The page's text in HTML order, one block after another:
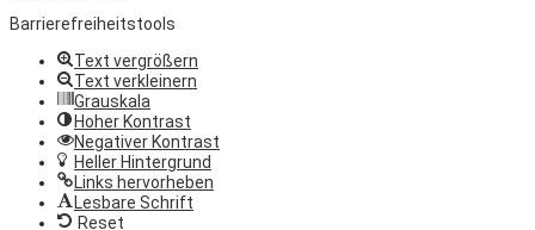
Barrierefreiheitstools
Text vergrößern
Text verkleinern
Grauskala
Hoher Kontrast
Negativer Kontrast
Heller Hintergrund
Links hervorheben
Lesbare Schrift
Reset